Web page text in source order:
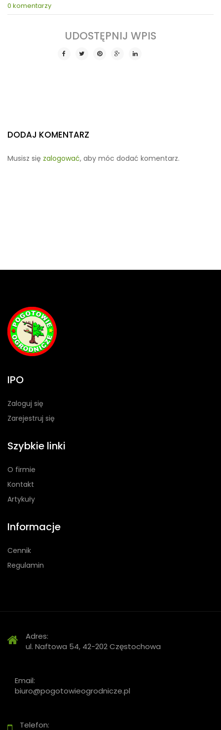
0 komentarzy
SHARE THIS POST
DODAJ KOMENTARZ
Musisz się zalogować, aby móc dodać komentarz.
IPO
Zaloguj się
Zarejestruj się
Szybkie linki
O firmie
Kontakt
Artykuły
Informacje
Cennik
Regulamin
Adres:
ul. Naftowa 54, 42-202 Częstochowa
Email:
biuro@pogotowieogrodnicze.pl
Telefon: